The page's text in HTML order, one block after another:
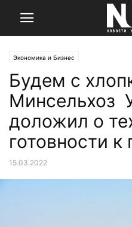
Экономика и Бизнес
Будем с
Минсельхоз
доложил о
готовности к
15.03.2022